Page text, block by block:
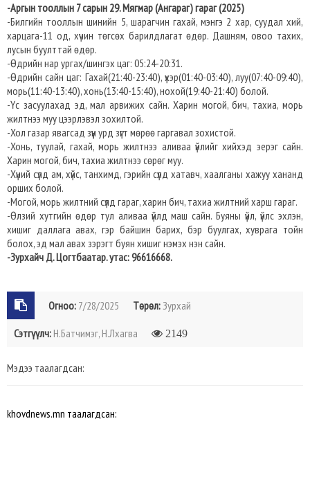
-Аргын тооллын 7 сарын 29. Мягмар (Ангараг) гараг (2025)
-Билгийн тооллын шинийн 5, шарагчин гахай, мэнгэ 2 хар, суудал хий,
харцага-11 од, хүчин төгсөх барилдлагат өдөр. Дашням, овоо тахих,
лусын буулттай өдөр.
-Өдрийн нар ургах/шингэх цаг: 05:24-20:31.​
-Өдрийн сайн цаг: Гахай(21:40-23:40), үхэр(01:40-03:40), луу(07:40-09:40),
морь(11:40-13:40), хонь(13:40-15:40), нохой(19:40-21:40) болой.
-Үс засуулахад эд, мал арвижих сайн. Харин могой, бич, тахиа, морь
жилтнээ муу цээрлэвэл зохилтой.
-Хол газар явагсад зүүн урд зүгт мөрөө гаргавал зохистой.
-Хонь, туулай, гахай, морь жилтнээ аливаа үйлийг хийхэд эерэг сайн.
Харин могой, бич, тахиа жилтнээ сөрөг муу.
-Хүний сүлд ам, хүйс, танхимд, гэрийн сүлд хатавч, хаалганы хажуу хананд
орших болой.
-Могой, морь жилтний сүлд гараг, харин бич, тахиа жилтний харш гараг.
-Өлзий хутгийн өдөр тул аливаа үйлд маш сайн. Буяны үйл, үйлс эхлэн,
хишиг даллага авах, гэр байшин барих, бэр буулгах, хуврага тойн
болох, эд мал авах зэрэгт буян хишиг нэмэх нэн сайн.
-Зурхайч Д. Цогтбаатар. утас: 96616668.
Огноо: 7/28/2025 Төрөл:Зурхай
Сэтгүүлч: Н.Батчимэг, Н.Лхагва 2149
Мэдээ таалагдсан:
khovdnews.mn таалагдсан: